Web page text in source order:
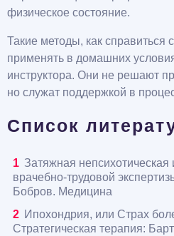
физическое состояние.
Такие методы, как справиться
применять в домашних
инструктора. Они не решают
но служат поддержкой в
Список
Затяжная непсихотическая
врачебно-трудовой
Бобров. Медицина
Ипохондрия, или Страх
Стратегическая терапия: